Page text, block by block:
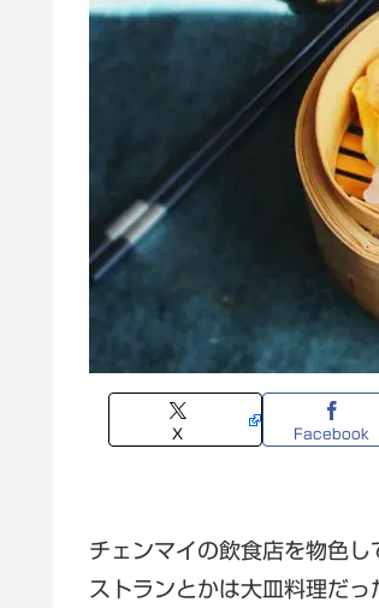
X Facebook
チェンマイの飲食店を物色
ストランとかは大皿料理だ